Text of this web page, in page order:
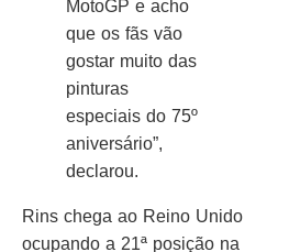
MotoGP e acho
que os fãs vão
gostar muito das
pinturas
especiais do 75º
aniversário”,
declarou.
Rins chega ao Reino Unido
ocupando a 21ª posição na